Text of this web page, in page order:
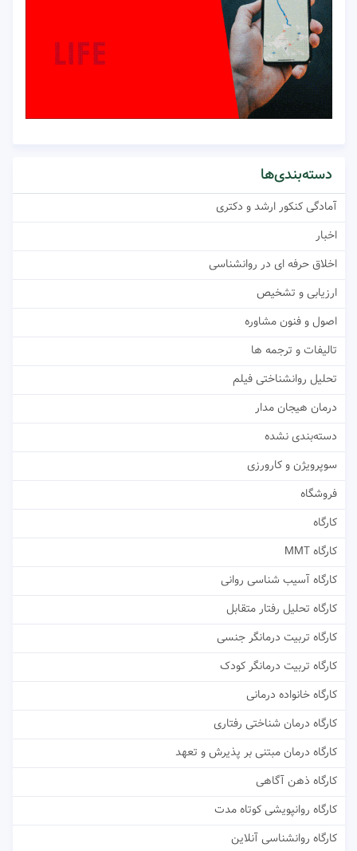
دسته‌بندی‌ها
آمادگی کنکور ارشد و دکتری
اخبار
اخلاق حرفه ای در روانشناسی
ارزیابی و تشخیص
اصول و فنون مشاوره
تالیفات و ترجمه ها
تحلیل روانشناختی فیلم
درمان هیجان مدار
دسته‌بندی نشده
سوپرویژن و کارورزی
فروشگاه
کارگاه
کارگاه MMT
کارگاه آسیب شناسی روانی
کارگاه تحلیل رفتار متقابل
کارگاه تربیت درمانگر جنسی
کارگاه تربیت درمانگر کودک
کارگاه خانواده درمانی
کارگاه درمان شناختی رفتاری
کارگاه درمان مبتنی بر پذیرش و تعهد
کارگاه ذهن آگاهی
کارگاه روانپویشی کوتاه مدت
کارگاه روانشناسی آنلاین